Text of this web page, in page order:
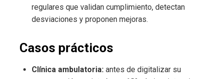
regulares que validan cumplimiento, detectan
desviaciones y proponen mejoras.
Casos prácticos
Clínica ambulatoria: antes de digitalizar su